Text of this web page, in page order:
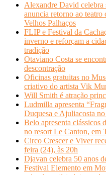
Alexandre David celebra
anuncia retorno ao teatro
Velhos Palhaços
FLIP e Festival da
inverno e reforçam a
tradição
Otaviano Costa se
descontração
Oficinas gratuitas no
criativo do artista Vik
Will Smith é atração
Ludmilla apresenta
Duquesa e Ajuliacosta
Belo apresenta clássicos
no resort Le Canton, em
Circo Crescer e Viver
feira (24), às 20h
Djavan celebra 50 anos
Festival Elemento em